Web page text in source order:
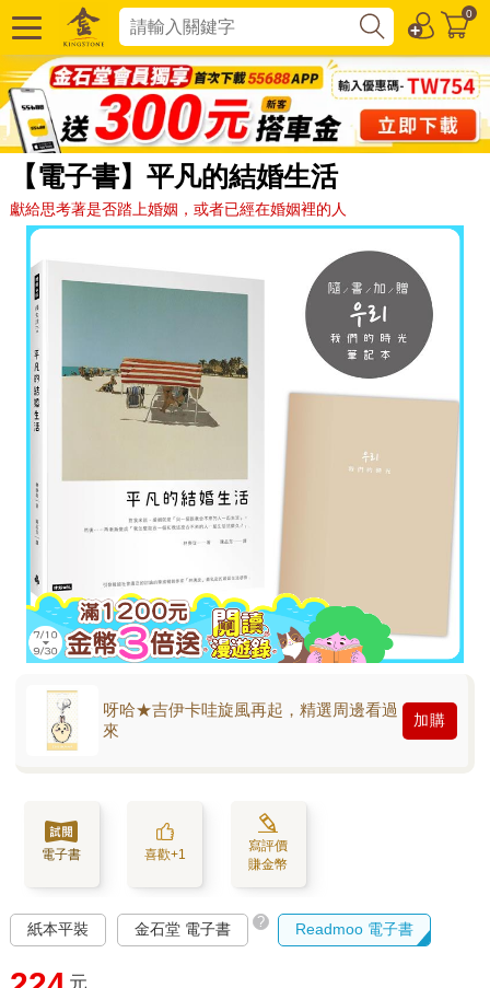
0
【電子書】平凡的結婚生活
獻給思考著是否踏上婚姻，或者已經在婚姻裡的人
呀哈★吉伊卡哇旋風再起，精選周邊看過
來
加購
電子書 喜歡+1
寫評價
賺金幣
紙本平裝 金石堂 電子書 ? Readmoo 電子書
元